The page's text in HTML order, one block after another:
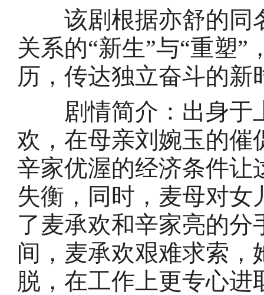
该剧根据亦舒的同
关系的“新生”与“重塑
历，传达独立奋斗的新
剧情简介：出身于
欢，在母亲刘婉玉的催
辛家优渥的经济条件让
失衡，同时，麦母对
了麦承欢和辛家亮的
间，麦承欢艰难求索
脱，在工作上更专心